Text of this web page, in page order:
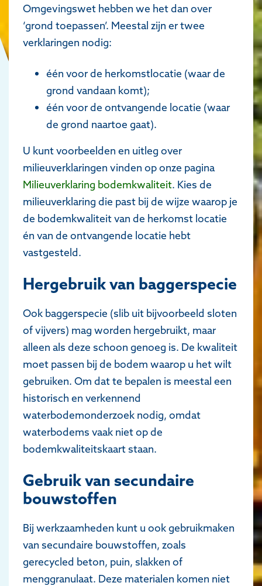
Omgevingswet hebben we het dan over
‘grond toepassen’. Meestal zijn er twee
verklaringen nodig:
één voor de herkomstlocatie (waar de
grond vandaan komt);
één voor de ontvangende locatie (waar
de grond naartoe gaat).
U kunt voorbeelden en uitleg over
milieuverklaringen vinden op onze pagina
Milieuverklaring bodemkwaliteit. Kies de
milieuverklaring die past bij de wijze waarop je
de bodemkwaliteit van de herkomst locatie
én van de ontvangende locatie hebt
vastgesteld.
Hergebruik van baggerspecie
Ook baggerspecie (slib uit bijvoorbeeld sloten
of vijvers) mag worden hergebruikt, maar
alleen als deze schoon genoeg is. De kwaliteit
moet passen bij de bodem waarop u het wilt
gebruiken. Om dat te bepalen is meestal een
historisch en verkennend
waterbodemonderzoek nodig, omdat
waterbodems vaak niet op de
bodemkwaliteitskaart staan.
Gebruik van secundaire
bouwstoffen
Bij werkzaamheden kunt u ook gebruikmaken
van secundaire bouwstoffen, zoals
gerecycled beton, puin, slakken of
menggranulaat. Deze materialen komen niet